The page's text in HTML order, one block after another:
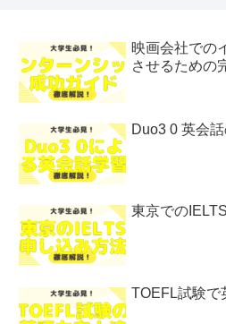
映画会社での
させるための
Duo3 0 英会
東京での
TOEFL試験で